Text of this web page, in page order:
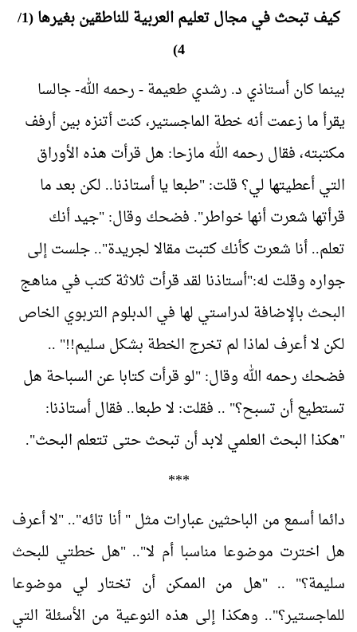
كيف تبحث في مجال تعليم العربية للناطقين بغيرها (1/
4)
بينما كان أستاذي د. رشدي طعيمة - رحمه الله- جالسا
يقرأ ما زعمت أنه خطة الماجستير، كنت أتنزه بين أرفف
مكتبته، فقال رحمه الله مازحا: هل قرأت هذه الأوراق
التي أعطيتها لي؟ قلت: "طبعا يا أستاذنا.. لكن بعد ما
قرأتها شعرت أنها خواطر". فضحك وقال: "جيد أنك
تعلم.. أنا شعرت كأنك كتبت مقالا لجريدة".. جلست إلى
جواره وقلت له:"أستاذنا لقد قرأت ثلاثة كتب في مناهج
البحث بالإضافة لدراستي لها في الدبلوم التربوي الخاص
لكن لا أعرف لماذا لم تخرج الخطة بشكل سليم!!" ..
فضحك رحمه الله وقال: "لو قرأت كتابا عن السباحة هل
تستطيع أن تسبح؟" .. فقلت: لا طبعا.. فقال أستاذنا:
"هكذا البحث العلمي لابد أن تبحث حتى تتعلم البحث".
***
دائما أسمع من الباحثين عبارات مثل " أنا تائه".. "لا أعرف
هل اخترت موضوعا مناسبا أم لا".. "هل خطتي للبحث
سليمة؟" .. "هل من الممكن أن تختار لي موضوعا
للماجستير؟".. وهكذا إلى هذه النوعية من الأسئلة التي